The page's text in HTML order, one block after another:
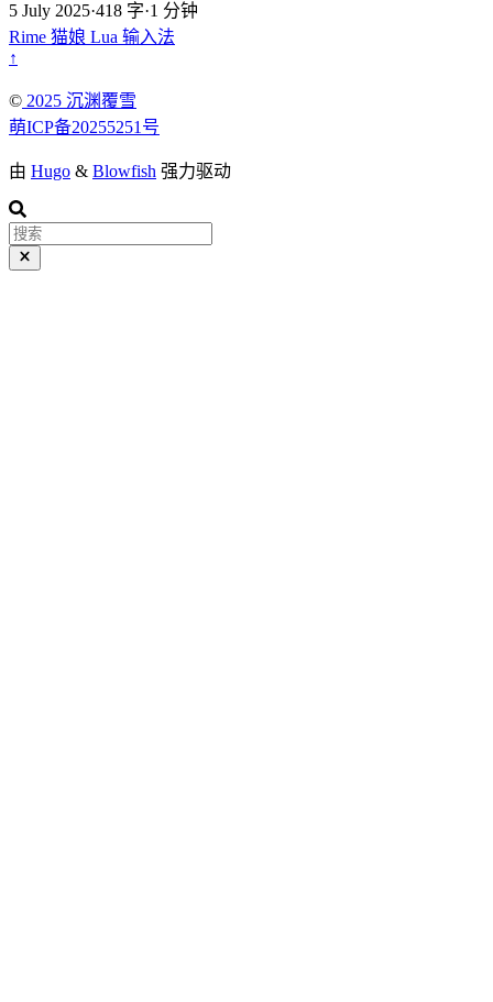
5 July 2025·418 字·1 分钟
Rime 猫娘 Lua 输入法
↑
©️ 2025 沉渊覆雪
萌ICP备20255251号
由 Hugo & Blowfish 强力驱动